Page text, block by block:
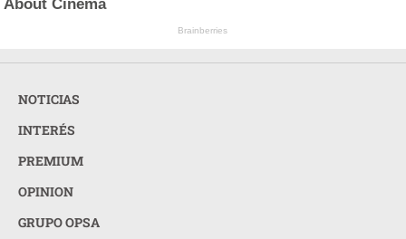
About Cinema
Brainberries
NOTICIAS
INTERÉS
PREMIUM
OPINION
GRUPO OPSA